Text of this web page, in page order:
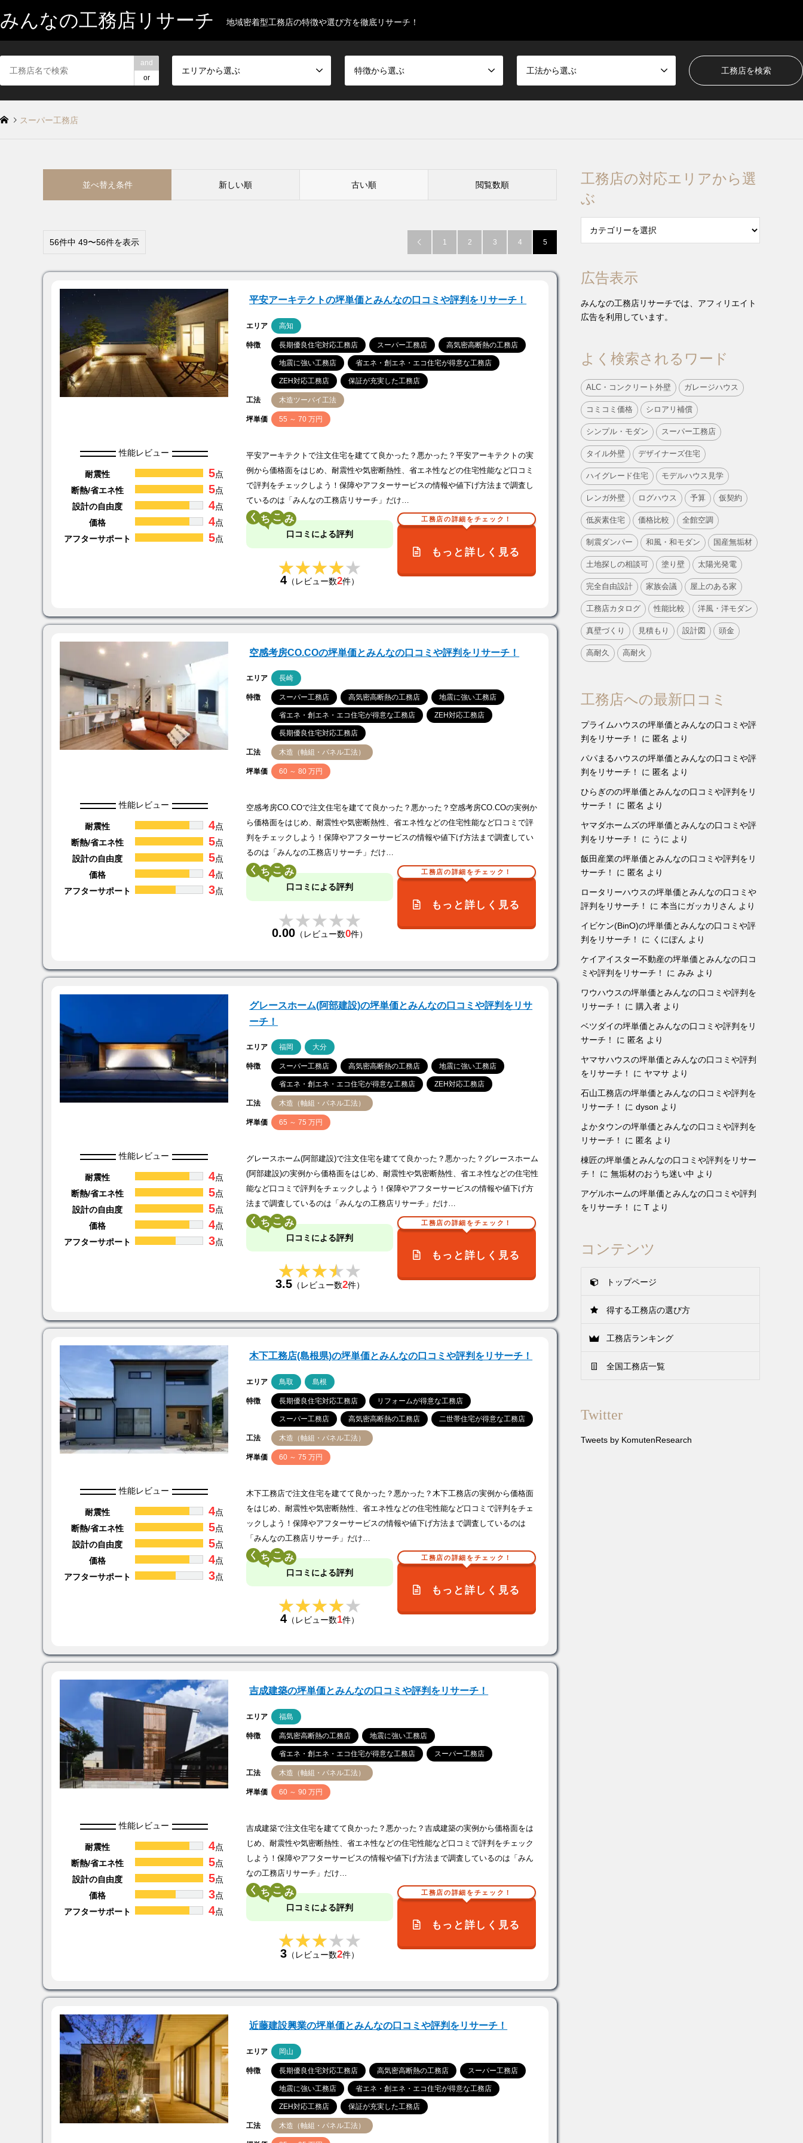
みんなの工務店リサーチ 地域密着型工務店の特徴や選び方を徹底リサーチ！
and
or
エリアから選ぶ 特徴から選ぶ 工法から選ぶ
スーパー工務店
並べ替え条件 新しい順 古い順 閲覧数順
56件中 49〜56件を表示  1 2 3 4 5
平安アーキテクトの坪単価とみんなの口コミや評判をリサーチ！
エリア 高知
特徴 長期優良住宅対応工務店 スーパー工務店 高気密高断熱の工務店
地震に強い工務店 省エネ・創エネ・エコ住宅が得意な工務店
ZEH対応工務店 保証が充実した工務店
工法 木造ツーバイ工法
坪単価 55 ～ 70 万円
性能レビュー
耐震性 5点
断熱/省エネ性
5点
設計の自由度
4点
価格
4点
アフターサポート
5点
平安アーキテクトで注文住宅を建てて良かった？悪かった？平安アーキテクトの実
例から価格面をはじめ、耐震性や気密断熱性、省エネ性などの住宅性能など口コミ
で評判をチェックしよう！保障やアフターサービスの情報や値下げ方法まで調査し
ているのは「みんなの工務店リサーチ」だけ…
く こ
口コミによる評判
★★★★★
★★★★★
4 （レビュー数2件）
工務店の詳細をチェック！
もっと詳しく見る
空感考房CO.COの坪単価とみんなの口コミや評判をリサーチ！
エリア 長崎
特徴 スーパー工務店 高気密高断熱の工務店 地震に強い工務店
省エネ・創エネ・エコ住宅が得意な工務店 ZEH対応工務店
長期優良住宅対応工務店
工法 木造（軸組・パネル工法）
坪単価 60 ～ 80 万円
性能レビュー
耐震性 4点
断熱/省エネ性
5点
設計の自由度
5点
価格
4点
アフターサポート
3点
空感考房CO.COで注文住宅を建てて良かった？悪かった？空感考房CO.COの実例か
ら価格面をはじめ、耐震性や気密断熱性、省エネ性などの住宅性能など口コミで評
判をチェックしよう！保障やアフターサービスの情報や値下げ方法まで調査してい
るのは「みんなの工務店リサーチ」だけ…
く こ
口コミによる評判
★★★★★
★★★★★
0.00 （レビュー数0件）
工務店の詳細をチェック！
もっと詳しく見る
グレースホーム(阿部建設)の坪単価とみんなの口コミや評判をリサ
ーチ！
エリア 福岡 大分
特徴 スーパー工務店 高気密高断熱の工務店 地震に強い工務店
省エネ・創エネ・エコ住宅が得意な工務店 ZEH対応工務店
工法 木造（軸組・パネル工法）
坪単価 65 ～ 75 万円
性能レビュー
耐震性 4点
断熱/省エネ性
5点
設計の自由度
5点
価格
4点
アフターサポート
3点
グレースホーム(阿部建設)で注文住宅を建てて良かった？悪かった？グレースホーム
(阿部建設)の実例から価格面をはじめ、耐震性や気密断熱性、省エネ性などの住宅性
能など口コミで評判をチェックしよう！保障やアフターサービスの情報や値下げ方
法まで調査しているのは「みんなの工務店リサーチ」だけ…
く こ
口コミによる評判
★★★★★
★★★★★
3.5（レビュー数2件）
工務店の詳細をチェック！
もっと詳しく見る
木下工務店(島根県)の坪単価とみんなの口コミや評判をリサーチ！
エリア 鳥取 島根
特徴 長期優良住宅対応工務店 リフォームが得意な工務店
スーパー工務店 高気密高断熱の工務店 二世帯住宅が得意な工務店
工法 木造（軸組・パネル工法）
坪単価 60 ～ 75 万円
性能レビュー
耐震性 4点
断熱/省エネ性
5点
設計の自由度
5点
価格
4点
アフターサポート
3点
木下工務店で注文住宅を建てて良かった？悪かった？木下工務店の実例から価格面
をはじめ、耐震性や気密断熱性、省エネ性などの住宅性能など口コミで評判をチェ
ックしよう！保障やアフターサービスの情報や値下げ方法まで調査しているのは
「みんなの工務店リサーチ」だけ…
く こ
口コミによる評判
★★★★★
★★★★★
4 （レビュー数1件）
工務店の詳細をチェック！
もっと詳しく見る
吉成建築の坪単価とみんなの口コミや評判をリサーチ！
エリア 福島
特徴 高気密高断熱の工務店 地震に強い工務店
省エネ・創エネ・エコ住宅が得意な工務店 スーパー工務店
工法 木造（軸組・パネル工法）
坪単価 60 ～ 90 万円
性能レビュー
耐震性 4点
断熱/省エネ性
5点
設計の自由度
5点
価格
3点
アフターサポート
4点
吉成建築で注文住宅を建てて良かった？悪かった？吉成建築の実例から価格面をは
じめ、耐震性や気密断熱性、省エネ性などの住宅性能など口コミで評判をチェック
しよう！保障やアフターサービスの情報や値下げ方法まで調査しているのは「みん
なの工務店リサーチ」だけ…
く こ
口コミによる評判
★★★★★
★★★★★
3 （レビュー数2件）
工務店の詳細をチェック！
もっと詳しく見る
近藤建設興業の坪単価とみんなの口コミや評判をリサーチ！
エリア 岡山
特徴 長期優良住宅対応工務店 高気密高断熱の工務店 スーパー工務店
地震に強い工務店 省エネ・創エネ・エコ住宅が得意な工務店
ZEH対応工務店 保証が充実した工務店
工法 木造（軸組・パネル工法）
工務店の対応エリアから選
ぶ
広告表示
みんなの工務店リサーチでは、アフィリエイト
広告を利用しています。
よく検索されるワード
ALC・コンクリート外壁 ガレージハウス
コミコミ価格 シロアリ補償
シンプル・モダン スーパー工務店
タイル外壁 デザイナーズ住宅
ハイグレード住宅 モデルハウス見学
レンガ外壁 ログハウス 予算 仮契約
低炭素住宅 価格比較 全館空調
制震ダンパー 和風・和モダン 国産無垢材
土地探しの相談可 塗り壁 太陽光発電
完全自由設計 家族会議 屋上のある家
工務店カタログ 性能比較 洋風・洋モダン
真壁づくり 見積もり 設計図 頭金
高耐久 高耐火
工務店への最新口コミ
プライムハウスの坪単価とみんなの口コミや評
判をリサーチ！
に 匿名 より
パパまるハウスの坪単価とみんなの口コミや評
判をリサーチ！
に 匿名 より
ひらぎのの坪単価とみんなの口コミや評判をリ
サーチ！
に 匿名 より
ヤマダホームズの坪単価とみんなの口コミや評
判をリサーチ！
に うに より
飯田産業の坪単価とみんなの口コミや評判をリ
サーチ！
に 匿名 より
ロータリーハウスの坪単価とみんなの口コミや
評判をリサーチ！
に 本当にガッカリさん より
イビケン(BinO)の坪単価とみんなの口コミや評
判をリサーチ！
に くにぽん より
ケイアイスター不動産の坪単価とみんなの口コ
ミや評判をリサーチ！
に みみ より
ワウハウスの坪単価とみんなの口コミや評判を
リサーチ！
に 購入者 より
ベツダイの坪単価とみんなの口コミや評判をリ
サーチ！
に 匿名 より
ヤマサハウスの坪単価とみんなの口コミや評判
をリサーチ！
に ヤマサ より
石山工務店の坪単価とみんなの口コミや評判を
リサーチ！
に dyson より
よかタウンの坪単価とみんなの口コミや評判を
リサーチ！
に 匿名 より
棟匠の坪単価とみんなの口コミや評判をリサー
チ！
に 無垢材のおうち迷い中 より
アゲルホームの坪単価とみんなの口コミや評判
をリサーチ！
に T より
コンテンツ
トップページ
得する工務店の選び方
工務店ランキング
全国工務店一覧
Twitter
Tweets by KomutenResearch